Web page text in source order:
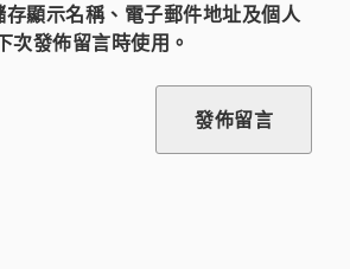
存顯示名稱、電子郵件地址及個人
次發佈留言時使用。